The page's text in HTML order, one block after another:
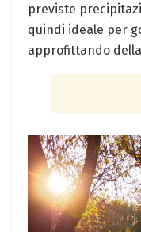
previste
quindi ideale per
approfittando